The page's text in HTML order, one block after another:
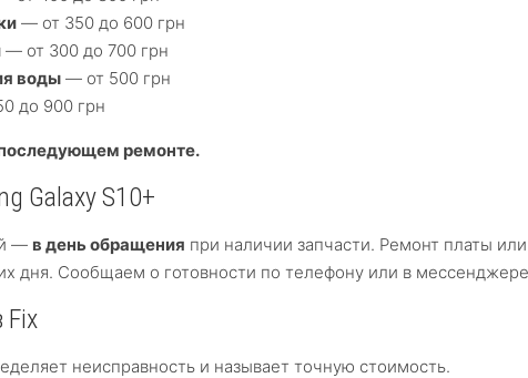
— от 350 до 600 грн
— от 300 до 700 грн
воды — от 500 грн
до 900 грн
ремонте.
Galaxy S10+
— в день обращения при наличии запчасти. Ремонт платы или
дня. Сообщаем о готовности по телефону или в
Fix
неисправность и называет точную стоимость.